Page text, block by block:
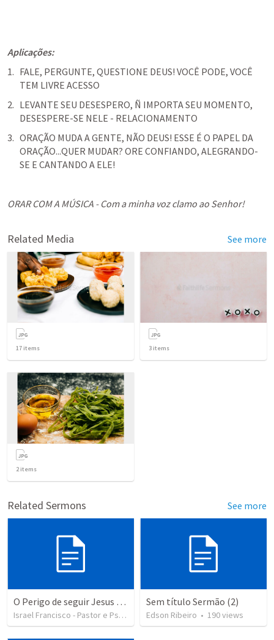
Aplicações:
FALE, PERGUNTE, QUESTIONE DEUS! VOCÊ PODE, VOCÊ
TEM LIVRE ACESSO
LEVANTE SEU DESESPERO, Ñ IMPORTA SEU MOMENTO,
DESESPERE-SE NELE - RELACIONAMENTO
ORAÇÃO MUDA A GENTE, NÃO DEUS! ESSE É O PAPEL DA
ORAÇÃO...QUER MUDAR? ORE CONFIANDO, ALEGRANDO-
SE E CANTANDO A ELE!
ORAR COM A MÚSICA - Com a minha voz clamo ao Senhor!
Related Media See more
17 items 3 items
2items
Related Sermons See more
O Perigo de seguir Jesus com uma visão distorcida
Israel Francisco - Pastor e Psicólogo •104 views
Sem título Sermão (2)
Edson Ribeiro • 190views